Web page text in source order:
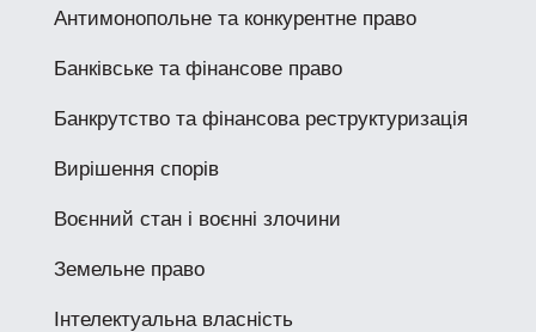
Антимонопольне та конкурентне право
Банківське та фінансове право
Банкрутство та фінансова реструктуризація
Вирішення спорів
Воєнний стан і воєнні злочини
Земельне право
Інтелектуальна власність